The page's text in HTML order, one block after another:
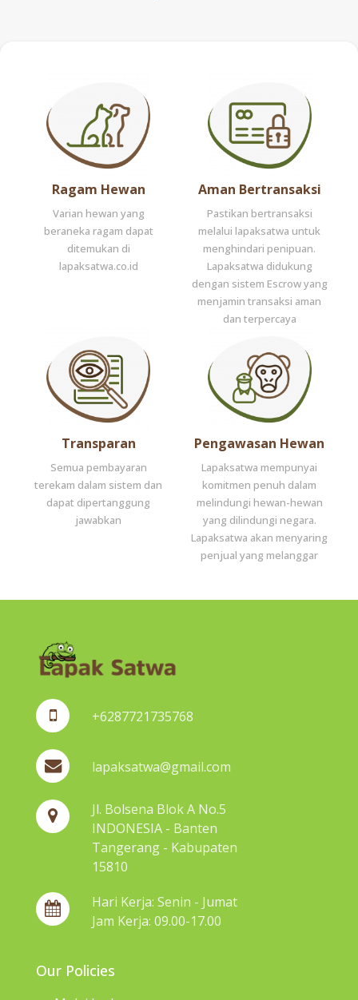
Ragam Hewan
Varian hewan yang
beraneka ragam dapat
ditemukan di
lapaksatwa.co.id
Aman Bertransaksi
Pastikan bertransaksi
melalui lapaksatwa untuk
menghindari penipuan.
Lapaksatwa didukung
dengan sistem Escrow yang
menjamin transaksi aman
dan terpercaya
Transparan
Semua pembayaran
terekam dalam sistem dan
dapat dipertanggung
jawabkan
Pengawasan Hewan
Lapaksatwa mempunyai
komitmen penuh dalam
melindungi hewan-hewan
yang dilindungi negara.
Lapaksatwa akan menyaring
penjual yang melanggar
+6287721735768
lapaksatwa@gmail.com
Jl. Bolsena Blok A No.5
INDONESIA - Banten
Tangerang - Kabupaten
15810
Hari Kerja: Senin - Jumat
Jam Kerja: 09.00-17.00
Our Policies